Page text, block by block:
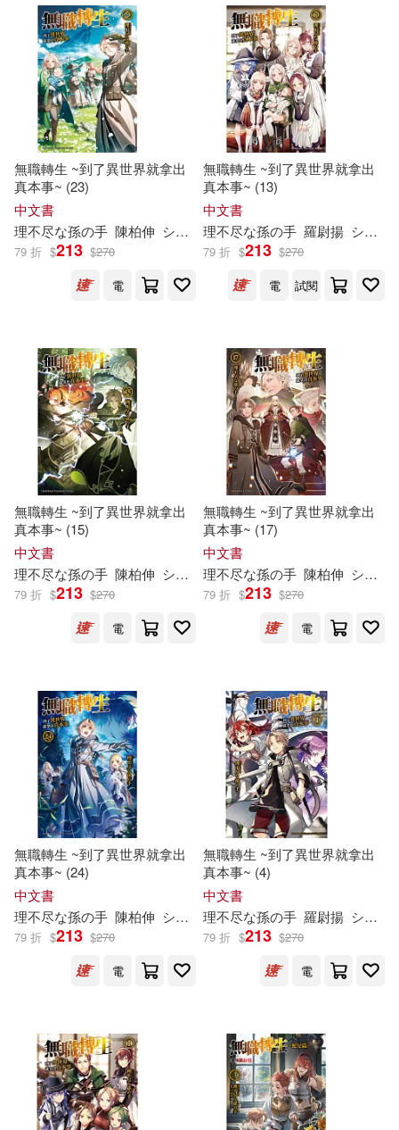
電子書 (可複選)
適合手機平板閱讀(38)
適合平板閱讀(24)
其他 (可複選)
現在可購買商品(122)
價格
範圍
無職轉生 ~到了異世界就拿出
真本事~ (23)
中文書
理不尽な孫の手 陳柏伸 シロタカ
79 折 $213 $270
電
無職轉生 ~到了異世界就拿出
真本事~ (13)
中文書
理不尽な孫の手 羅尉揚 シロタカ
79 折 $213 $270
電
試閱
無職轉生 ~到了異世界就拿出
真本事~ (15)
中文書
理不尽な孫の手 陳柏伸 シロタカ
79 折 $213 $270
電
無職轉生 ~到了異世界就拿出
真本事~ (17)
中文書
理不尽な孫の手 陳柏伸 シロタカ
79 折 $213 $270
電
無職轉生 ~到了異世界就拿出
真本事~ (24)
中文書
理不尽な孫の手 陳柏伸 シロタカ
79 折 $213 $270
電
無職轉生 ~到了異世界就拿出
真本事~ (4)
中文書
理不尽な孫の手 羅尉揚 シロタカ
79 折 $213 $270
電